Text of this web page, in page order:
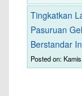
Tingkatkan
Pasuruan
Berstandar
Posted on: